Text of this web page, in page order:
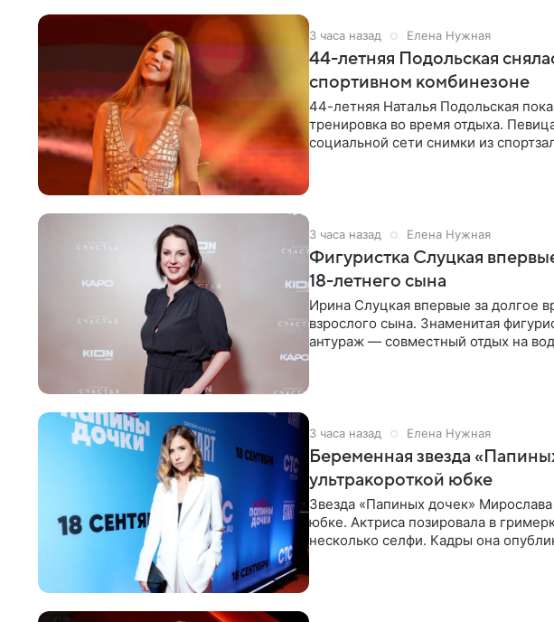
3 часа назад Елена Нужная
44-летняя Подольская
спортивном комбинезоне
44-летняя Наталья Подольская
тренировка во время отдыха.
социальной сети снимки из
3 часа назад Елена Нужная
Фигуристка Слуцкая
18-летнего сына
Ирина Слуцкая впервые за долгое
взрослого сына. Знаменитая
антураж — совместный отдых на
3 часа назад Елена Нужная
Беременная звезда
ультракороткой юбке
Звезда «Папиных дочек»
юбке. Актриса позировала в
несколько селфи. Кадры она